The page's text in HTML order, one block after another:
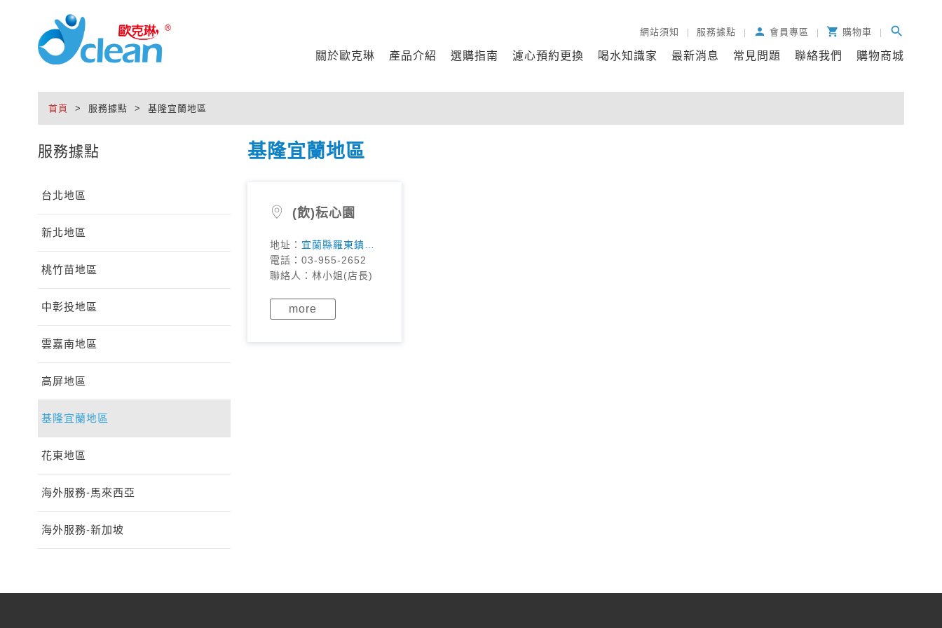
網站須知 服務據點 person 會員專區  購物車 search
關於歐克琳 產品介紹 選購指南 濾心預約更換 喝水知識家 最新消息 常見問題 聯絡我們 購物商城
首頁 > 服務據點 > 基隆宜蘭地區
服務據點
台北地區
新北地區
桃竹苗地區
中彰投地區
雲嘉南地區
高屏地區
基隆宜蘭地區
花東地區
海外服務-馬來西亞
海外服務-新加坡
基隆宜蘭地區
(飲)秐心園
地址： 宜蘭縣羅東鎮興
東路198號
電話：03-955-2652
聯絡人：林小姐(店長)
more